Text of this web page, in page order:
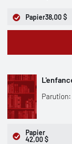
Papier38,00 $
Parution:
Papier
42,00 $